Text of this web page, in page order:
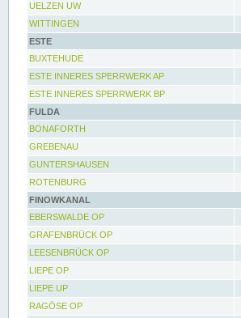
UELZEN UW
WITTINGEN
ESTE
BUXTEHUDE
ESTE INNERES SPERRWERK AP
ESTE INNERES SPERRWERK BP
FULDA
BONAFORTH
GREBENAU
GUNTERSHAUSEN
ROTENBURG
FINOWKANAL
EBERSWALDE OP
GRAFENBRÜCK OP
LEESENBRÜCK OP
LIEPE OP
LIEPE UP
RAGÖSE OP